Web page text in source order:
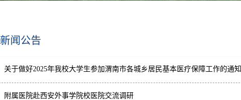
新闻公告
关于做好2025年我校大学生参加渭南市各城乡居民基本医疗保障工作的通知
附属医院赴西安外事学院校医院交流调研